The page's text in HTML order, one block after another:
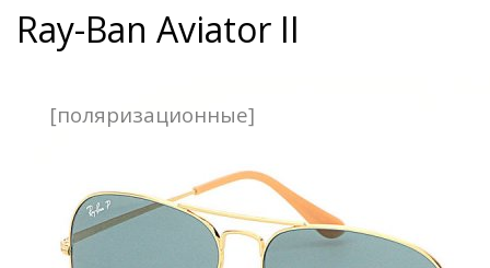
Ray-Ban Aviator II
[поляризационные]